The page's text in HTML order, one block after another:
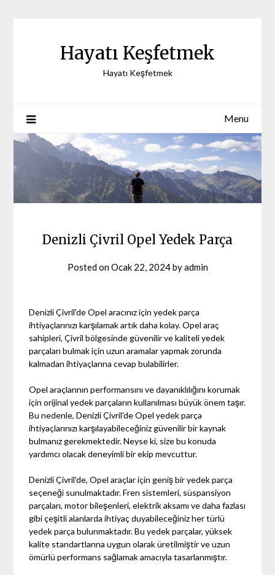
Hayatı Keşfetmek
Hayatı Keşfetmek
Menu
Denizli Çivril Opel Yedek Parça
Posted onOcak 22, 2024byadmin
Denizli Çivril'de Opel aracınız için yedek parça
ihtiyaçlarınızı karşılamak artık daha kolay. Opel araç
sahipleri, Çivril bölgesinde güvenilir ve kaliteli yedek
parçaları bulmak için uzun aramalar yapmak zorunda
kalmadan ihtiyaçlarına cevap bulabilirler.
Opel araçlarının performansını ve dayanıklılığını korumak
için orijinal yedek parçaların kullanılması büyük önem taşır.
Bu nedenle, Denizli Çivril'de Opel yedek parça
ihtiyaçlarınızı karşılayabileceğiniz güvenilir bir kaynak
bulmanız gerekmektedir. Neyse ki, size bu konuda
yardımcı olacak deneyimli bir ekip mevcuttur.
Denizli Çivril'de, Opel araçlar için geniş bir yedek parça
seçeneği sunulmaktadır. Fren sistemleri, süspansiyon
parçaları, motor bileşenleri, elektrik aksamı ve daha fazlası
gibi çeşitli alanlarda ihtiyaç duyabileceğiniz her türlü
yedek parça bulunmaktadır. Bu yedek parçalar, yüksek
kalite standartlarına uygun olarak üretilmiştir ve uzun
ömürlü performans sağlamak amacıyla tasarlanmıştır.